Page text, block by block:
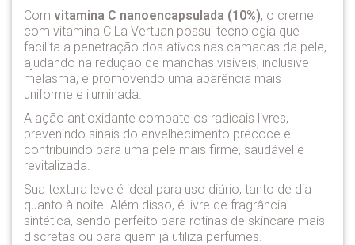
Com vitamina C nanoencapsulada (10%), o creme
com vitamina C La Vertuan possui tecnologia que
facilita a penetração dos ativos nas camadas da pele,
ajudando na redução de manchas visíveis, inclusive
melasma, e promovendo uma aparência mais
uniforme e iluminada.
A ação antioxidante combate os radicais livres,
prevenindo sinais do envelhecimento precoce e
contribuindo para uma pele mais firme, saudável e
revitalizada.
Sua textura leve é ideal para uso diário, tanto de dia
quanto à noite. Além disso, é livre de fragrância
sintética, sendo perfeito para rotinas de skincare mais
discretas ou para quem já utiliza perfumes.